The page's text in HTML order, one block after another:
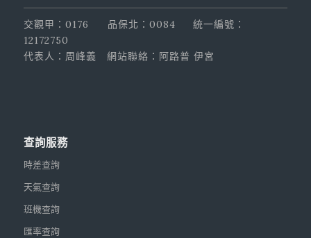
交觀甲：0176 品保北：0084
統一編號：
12172750
代表人：周峰義
網站聯絡：阿路普 伊宮
查詢服務
時差查詢
天氣查詢
班機查詢
匯率查詢